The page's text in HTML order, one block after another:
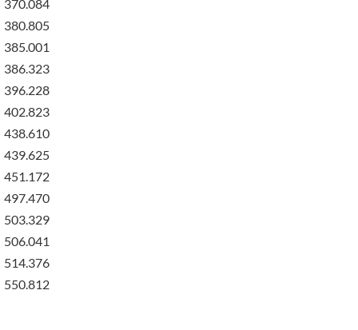
370.084
380.805
385.001
386.323
396.228
402.823
438.610
439.625
451.172
497.470
503.329
506.041
514.376
550.812